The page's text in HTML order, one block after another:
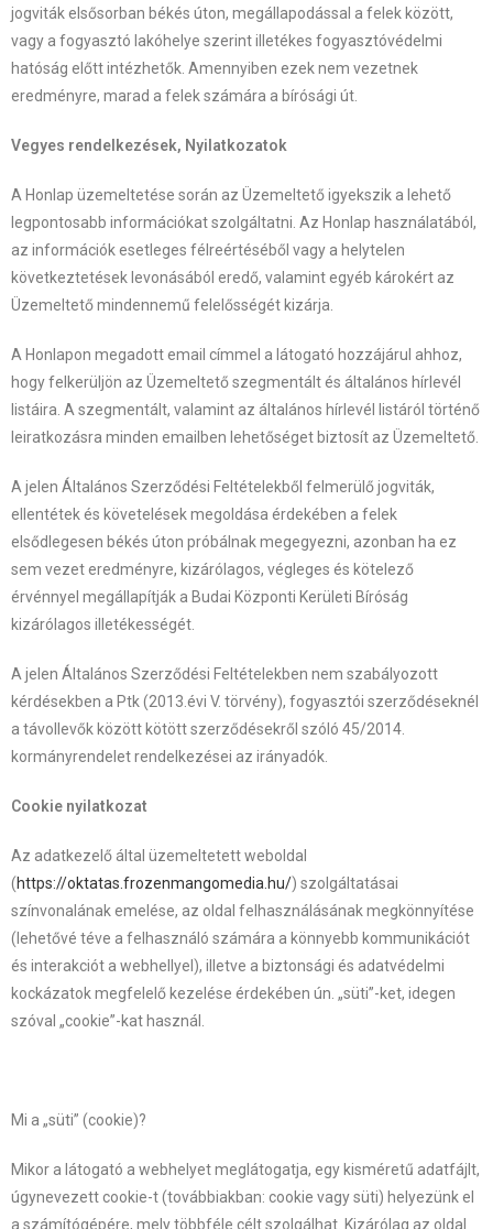
jogviták elsősorban békés úton, megállapodással a felek között,
vagy a fogyasztó lakóhelye szerint illetékes fogyasztóvédelmi
hatóság előtt intézhetők. Amennyiben ezek nem vezetnek
eredményre, marad a felek számára a bírósági út.
Vegyes rendelkezések, Nyilatkozatok
A Honlap üzemeltetése során az Üzemeltető igyekszik a lehető
legpontosabb információkat szolgáltatni. Az Honlap használatából,
az információk esetleges félreértéséből vagy a helytelen
következtetések levonásából eredő, valamint egyéb károkért az
Üzemeltető mindennemű felelősségét kizárja.
A Honlapon megadott email címmel a látogató hozzájárul ahhoz,
hogy felkerüljön az Üzemeltető szegmentált és általános hírlevél
listáira. A szegmentált, valamint az általános hírlevél listáról történő
leiratkozásra minden emailben lehetőséget biztosít az Üzemeltető.
A jelen Általános Szerződési Feltételekből felmerülő jogviták,
ellentétek és követelések megoldása érdekében a felek
elsődlegesen békés úton próbálnak megegyezni, azonban ha ez
sem vezet eredményre, kizárólagos, végleges és kötelező
érvénnyel megállapítják a Budai Központi Kerületi Bíróság
kizárólagos illetékességét.
A jelen Általános Szerződési Feltételekben nem szabályozott
kérdésekben a Ptk (2013.évi V. törvény), fogyasztói szerződéseknél
a távollevők között kötött szerződésekről szóló 45/2014.
kormányrendelet rendelkezései az irányadók.
Cookie nyilatkozat
Az adatkezelő által üzemeltetett weboldal
(https://oktatas.frozenmangomedia.hu/) szolgáltatásai
színvonalának emelése, az oldal felhasználásának megkönnyítése
(lehetővé téve a felhasználó számára a könnyebb kommunikációt
és interakciót a webhellyel), illetve a biztonsági és adatvédelmi
kockázatok megfelelő kezelése érdekében ún. „süti”-ket, idegen
szóval „cookie”-kat használ.
Mi a „süti” (cookie)?
Mikor a látogató a webhelyet meglátogatja, egy kisméretű adatfájlt,
úgynevezett cookie-t (továbbiakban: cookie vagy süti) helyezünk el
a számítógépére, mely többféle célt szolgálhat. Kizárólag az oldal